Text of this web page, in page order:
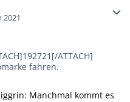
2021
ATTACH]
fahren.
Manchmal kommt es